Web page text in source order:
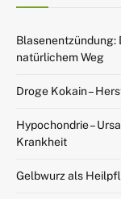
Blasenentzündung:
natürlichem Weg
Droge Kokain –
Hypochondrie –
Krankheit
Gelbwurz als